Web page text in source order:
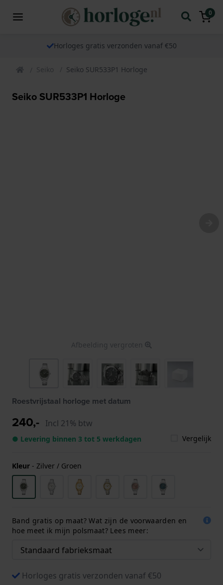
0
Horloges gratis verzonden vanaf €50
Seiko Seiko SUR533P1 Horloge
Seiko SUR533P1 Horloge
Afbeelding vergroten
Roestvrijstaal horloge met datum
240,- Incl 21% btw
● Levering binnen 3 tot 5 werkdagen Vergelijk
Kleur - Zilver / Groen
Band gratis op maat? Wat zijn de voorwaarden en
hoe meet ik mijn polsmaat? Lees meer:
Horloges gratis verzonden vanaf €50